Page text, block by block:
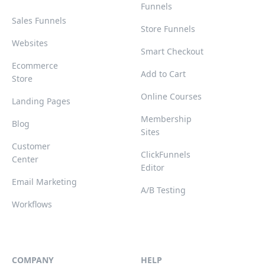
Sales Funnels
Websites
Ecommerce
Store
Landing Pages
Blog
Customer
Center
Email Marketing
Workflows
Funnels
Store Funnels
Smart Checkout
Add to Cart
Online Courses
Membership
Sites
ClickFunnels
Editor
A/B Testing
COMPANY HELP